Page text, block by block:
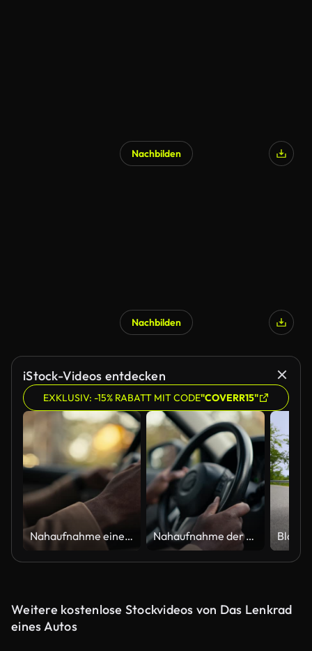
Nachbilden
Nachbilden
iStock-Videos entdecken
EXKLUSIV: -15% RABATT MIT CODE"COVERR15"
Nahaufnahme eines Mannes Geschäftsmann mit schwarzer Hautfarbe in einer braunen Jacke, der mit seinen beiden Händen das Lenkrad eines modernen Autos hält, während er während einer Geschäftsreise in der Stadt in einem Auto in einem modernen Salon fäh Nahaufnahme der Hände eines selbstbewussten männlichen Geschäftsmannes mit schwarzer Hautfarbe, die er während seiner Geschäftsreise in einem modernen Auto in der Stadt am Lenkrad hält
Weitere kostenlose Stockvideos von Das Lenkrad
eines Autos